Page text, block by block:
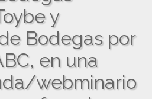
y
Bodegas por
en una
webminario